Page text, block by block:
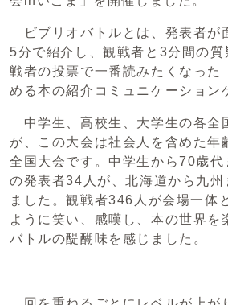
ビブリオバトルとは、発表者が
5分で紹介し、観戦者と3分間の質
戦者の投票で一番読みたくなった
める本の紹介コミュニケーショ
中学生、高校生、大学生の各全
が、この大会は社会人を含めた年
全国大会です。中学生から70歳代
の発表者34人が、北海道から九州
ました。観戦者346人が会場一体
ように笑い、感嘆し、本の世界を
バトルの醍醐味を感じました。